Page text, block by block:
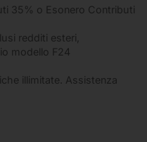
35% o Esonero Contributi
redditi esteri,
modello F24
illimitate. Assistenza